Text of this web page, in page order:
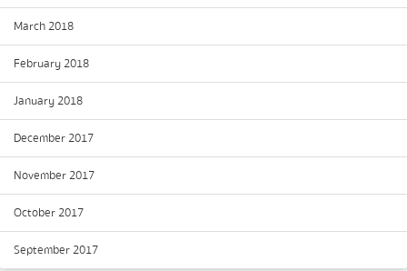
March 2018
February 2018
January 2018
December 2017
November 2017
October 2017
September 2017